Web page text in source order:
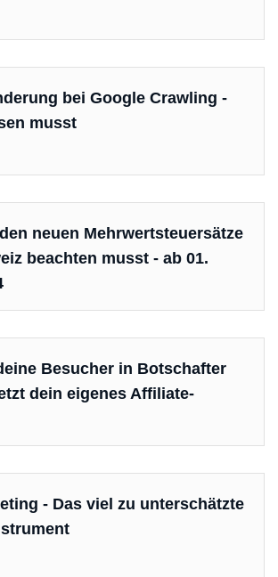
bei Google Crawling -
musst
neuen Mehrwertsteuersätze
beachten musst - ab 01.
Besucher in Botschafter
dein eigenes Affiliate-
- Das viel zu unterschätzte